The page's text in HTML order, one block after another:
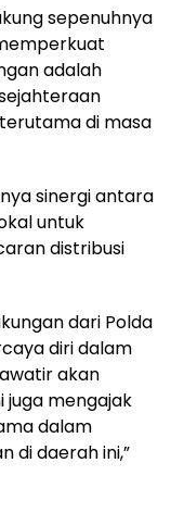
sepenuhnya
adalah
di masa
sinergi antara
untuk
distribusi
dari Polda
diri dalam
akan
juga mengajak
dalam
di daerah ini,”